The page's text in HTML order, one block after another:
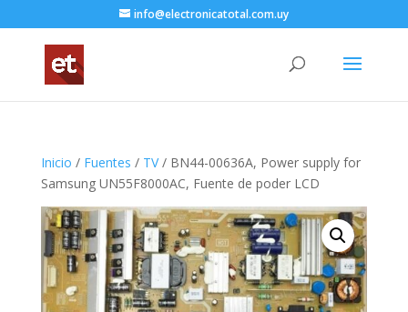
info@electronicatotal.com.uy
Inicio / Fuentes / TV/ BN44-00636A, Power supply for
Samsung UN55F8000AC, Fuente de poder LCD